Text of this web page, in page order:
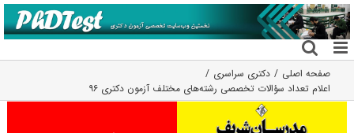
رفتن
به
محتوا
صفحه اصلی
دکتری سراسری
اعلام تعداد سؤالات تخصصی رشته‌های مختلف آزمون دکتری ۹۶